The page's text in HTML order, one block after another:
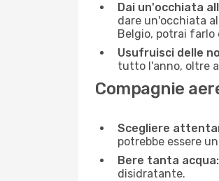
Dai un'occhiata
dare un'occhiata
Belgio, potrai farlo
Usufruisci delle
tutto l'anno, oltre
Compagnie
Scegliere
potrebbe essere
Bere tanta acqua:
disidratante.